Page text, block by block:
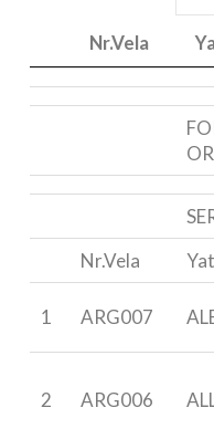
Nr.Vela
Nr.Vela
1 ARG007
2 ARG006